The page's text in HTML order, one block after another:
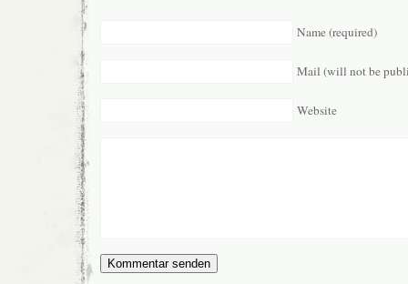
Name (required)
Mail (will not be
Website